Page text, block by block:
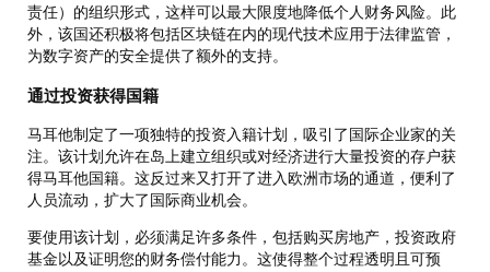
责任）的组织形式，这样可以最大限度地降低个人财务风险。此
外，该国还积极将包括区块链在内的现代技术应用于法律监管，
为数字资产的安全提供了额外的支持。
通过投资获得国籍
马耳他制定了一项独特的投资入籍计划，吸引了国际企业家的关
注。该计划允许在岛上建立组织或对经济进行大量投资的存户获
得马耳他国籍。这反过来又打开了进入欧洲市场的通道，便利了
人员流动，扩大了国际商业机会。
要使用该计划，必须满足许多条件，包括购买房地产，投资政府
基金以及证明您的财务偿付能力。这使得整个过程透明且可预